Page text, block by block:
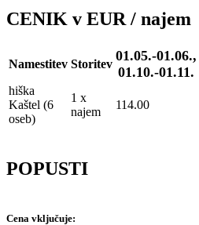
CENIK v EUR / najem
Namestitev Storitev
01.05.-01.06.,
01.10.-01.11.
hiška
Kaštel (6
oseb)
1 x
najem
114.00
POPUSTI
Cena vključuje: